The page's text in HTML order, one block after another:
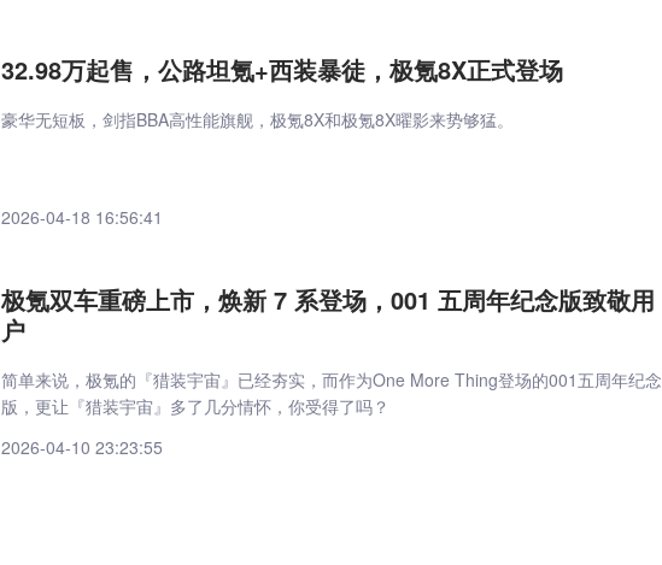
32.98万起售，公路坦氪+西装暴徒，极氪8X正式登场
豪华无短板，剑指BBA高性能旗舰，极氪8X和极氪8X曜影来势够猛。
2026-04-18 16:56:41
极氪双车重磅上市，焕新 7 系登场，001 五周年纪念版致敬用
户
​简单来说，极氪的『猎装宇宙』已经夯实，而作为One More Thing登场的001五周年纪念
版，更让『猎装宇宙』多了几分情怀，你受得了吗？
2026-04-10 23:23:55